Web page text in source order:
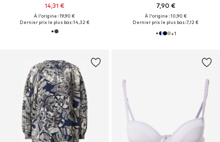
14,31 €
À l'origine : 19,90 €
Dernier prix le plus bas :14,32 €
7,90 €
À l'origine : 10,90 €
Dernier prix le plus bas :7,12 €
+1